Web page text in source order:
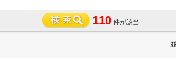
110 件が該当